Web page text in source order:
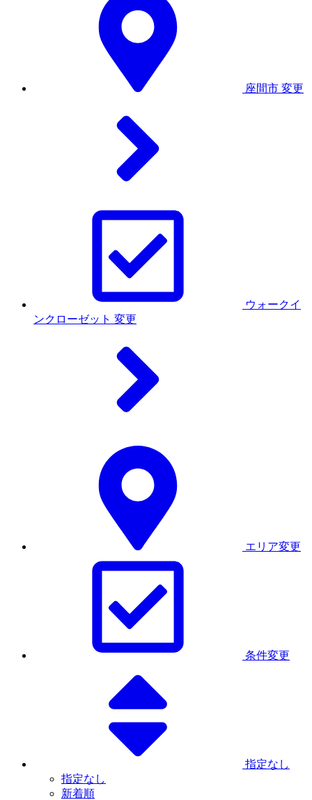
座間市 変更
ウォークイ
ンクローゼット 変更
エリア変更
条件変更
指定なし
指定なし
新着順